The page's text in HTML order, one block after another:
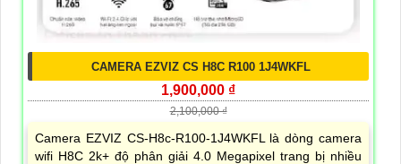
CAMERA EZVIZ CS H8C R100 1J4WKFL
1,900,000 ₫
2,100,000 ₫
Camera EZVIZ CS-H8c-R100-1J4WKFL là dòng camera
wifi H8C 2k+ độ phân giải 4.0 Megapixel trang bị nhiều